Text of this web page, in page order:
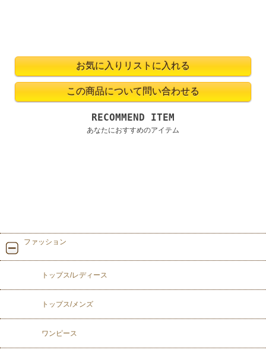
RECOMMEND ITEM
あなたにおすすめのアイテム
ファッション
トップス/レディース
トップス/メンズ
ワンピース